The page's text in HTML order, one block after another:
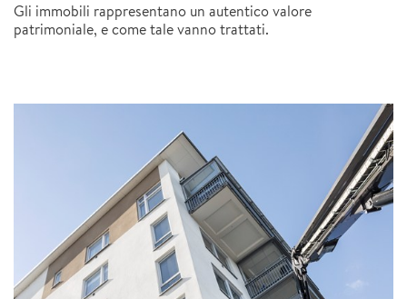
Gli immobili rappresentano un autentico valore
patrimoniale, e come tale vanno trattati.